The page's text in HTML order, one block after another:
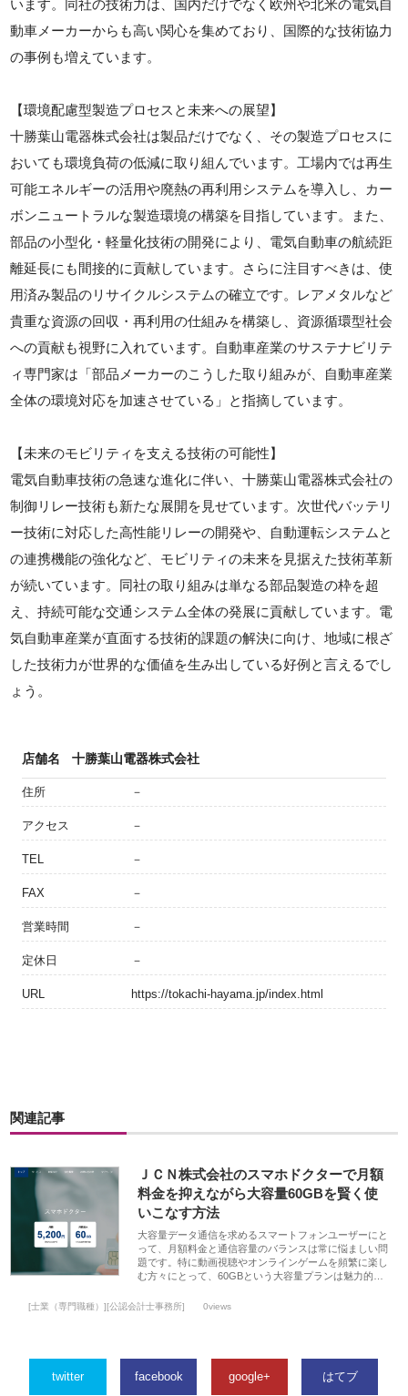
います。同社の技術力は、国内だけでなく欧州や北米の電気自
動車メーカーからも高い関心を集めており、国際的な技術協力
の事例も増えています。
【環境配慮型製造プロセスと未来への展望】
十勝葉山電器株式会社は製品だけでなく、その製造プロセスに
おいても環境負荷の低減に取り組んでいます。工場内では再生
可能エネルギーの活用や廃熱の再利用システムを導入し、カー
ボンニュートラルな製造環境の構築を目指しています。また、
部品の小型化・軽量化技術の開発により、電気自動車の航続距
離延長にも間接的に貢献しています。さらに注目すべきは、使
用済み製品のリサイクルシステムの確立です。レアメタルなど
貴重な資源の回収・再利用の仕組みを構築し、資源循環型社会
への貢献も視野に入れています。自動車産業のサステナビリテ
ィ専門家は「部品メーカーのこうした取り組みが、自動車産業
全体の環境対応を加速させている」と指摘しています。
【未来のモビリティを支える技術の可能性】
電気自動車技術の急速な進化に伴い、十勝葉山電器株式会社の
制御リレー技術も新たな展開を見せています。次世代バッテリ
ー技術に対応した高性能リレーの開発や、自動運転システムと
の連携機能の強化など、モビリティの未来を見据えた技術革新
が続いています。同社の取り組みは単なる部品製造の枠を超
え、持続可能な交通システム全体の発展に貢献しています。電
気自動車産業が直面する技術的課題の解決に向け、地域に根ざ
した技術力が世界的な価値を生み出している好例と言えるでし
ょう。
店舗名 十勝葉山電器株式会社
住所 －
アクセス －
TEL －
FAX －
営業時間 －
定休日 －
URL https://tokachi-hayama.jp/index.html
関連記事
ＪＣＮ株式会社のスマホドクターで月額
料金を抑えながら大容量60GBを賢く使
いこなす方法
大容量データ通信を求めるスマートフォンユーザーにと
って、月額料金と通信容量のバランスは常に悩ましい問
題です。特に動画視聴やオンラインゲームを頻繁に楽し
む方々にとって、60GBという大容量プランは魅力的…
[士業（専門職種）][公認会計士事務所] 0views
twitter facebook google+ はてブ